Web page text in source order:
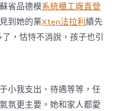
省品德模系統櫃工廠直營
到她的業Xten法拉利績先
，怙恃不消說，孩子也引
我支出、待遇等等，任
氛更主要。她和家人都愛